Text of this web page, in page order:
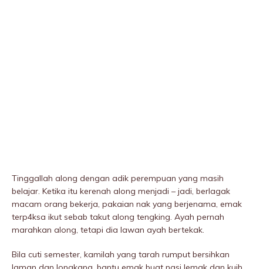
Tinggallah along dengan adik perempuan yang masih
belajar. Ketika itu kerenah along menjadi – jadi, berIagak
macam orang bekerja, pakaian nak yang berjenama, emak
terp4ksa ikut sebab takut along tengking. Ayah pernah
marahkan along, tetapi dia Iawan ayah bertekak.
Bila cuti semester, kamilah yang tarah rumput bersihkan